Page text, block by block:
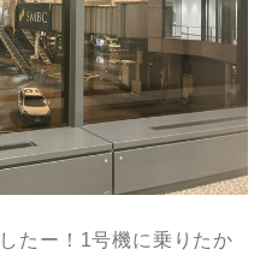
たー！1号機に乗りたか